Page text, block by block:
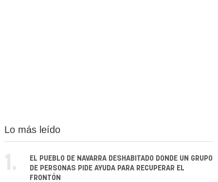
Lo más leído
1.
EL PUEBLO DE NAVARRA DESHABITADO DONDE UN GRUPO
DE PERSONAS PIDE AYUDA PARA RECUPERAR EL
FRONTÓN